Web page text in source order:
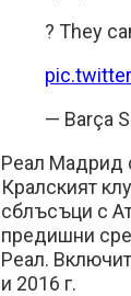
? They
— Barça
Реал Мадрид
Кралският
сблъсъци с
предишни
Реал.
и 2016 г.